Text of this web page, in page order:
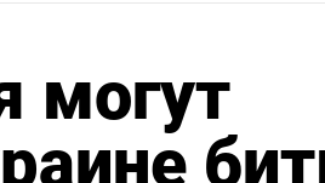
могут